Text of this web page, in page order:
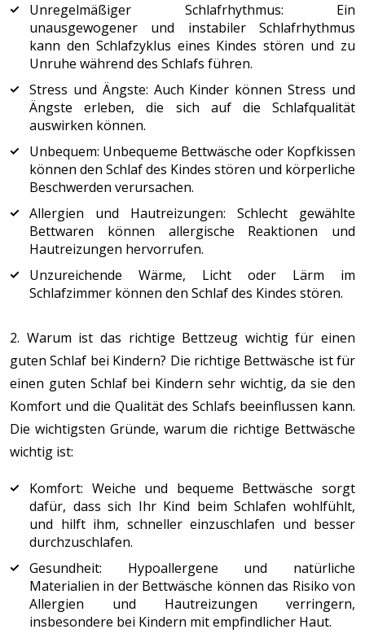
Unregelmäßiger Schlafrhythmus: Ein
unausgewogener und instabiler Schlafrhythmus
kann den Schlafzyklus eines Kindes stören und zu
Unruhe während des Schlafs führen.
Stress und Ängste: Auch Kinder können Stress und
Ängste erleben, die sich auf die Schlafqualität
auswirken können.
Unbequem: Unbequeme Bettwäsche oder Kopfkissen
können den Schlaf des Kindes stören und körperliche
Beschwerden verursachen.
Allergien und Hautreizungen: Schlecht gewählte
Bettwaren können allergische Reaktionen und
Hautreizungen hervorrufen.
Unzureichende Wärme, Licht oder Lärm im
Schlafzimmer können den Schlaf des Kindes stören.
2. Warum ist das richtige Bettzeug wichtig für einen
guten Schlaf bei Kindern? Die richtige Bettwäsche ist für
einen guten Schlaf bei Kindern sehr wichtig, da sie den
Komfort und die Qualität des Schlafs beeinflussen kann.
Die wichtigsten Gründe, warum die richtige Bettwäsche
wichtig ist:
Komfort: Weiche und bequeme Bettwäsche sorgt
dafür, dass sich Ihr Kind beim Schlafen wohlfühlt,
und hilft ihm, schneller einzuschlafen und besser
durchzuschlafen.
Gesundheit: Hypoallergene und natürliche
Materialien in der Bettwäsche können das Risiko von
Allergien und Hautreizungen verringern,
insbesondere bei Kindern mit empfindlicher Haut.